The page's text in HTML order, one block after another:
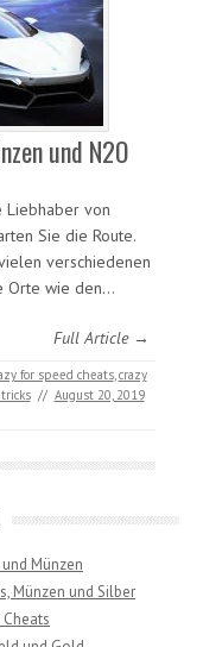
und N2O
von
Sie die Route.
verschiedenen
Orte wie den…
Full Article →
for speed cheats, crazy
// August 20, 2019
Münzen
Münzen und Silber